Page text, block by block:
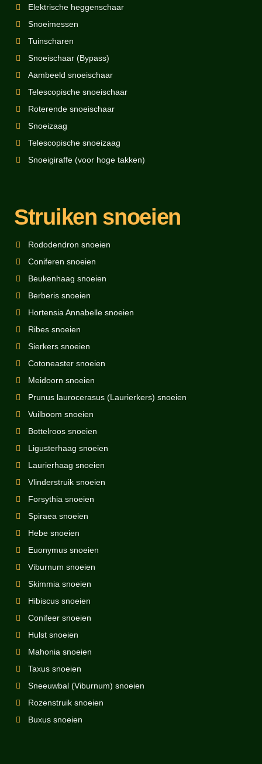
Struiken snoeien
Rododendron snoeien
Coniferen snoeien
Beukenhaag snoeien
Berberis snoeien
Hortensia Annabelle snoeien
Ribes snoeien
Sierkers snoeien
Cotoneaster snoeien
Meidoorn snoeien
Prunus laurocerasus (Laurierkers) snoeien
Vuilboom snoeien
Bottelroos snoeien
Ligusterhaag snoeien
Laurierhaag snoeien
Vlinderstruik snoeien
Forsythia snoeien
Spiraea snoeien
Hebe snoeien
Euonymus snoeien
Viburnum snoeien
Skimmia snoeien
Hibiscus snoeien
Conifeer snoeien
Hulst snoeien
Mahonia snoeien
Taxus snoeien
Sneeuwbal (Viburnum) snoeien
Rozenstruik snoeien
Buxus snoeien
Elektrische heggenschaar
Snoeimessen
Tuinscharen
Snoeischaar (Bypass)
Aambeeld snoeischaar
Telescopische snoeischaar
Roterende snoeischaar
Snoeizaag
Telescopische snoeizaag
Snoeigiraffe (voor hoge takken)